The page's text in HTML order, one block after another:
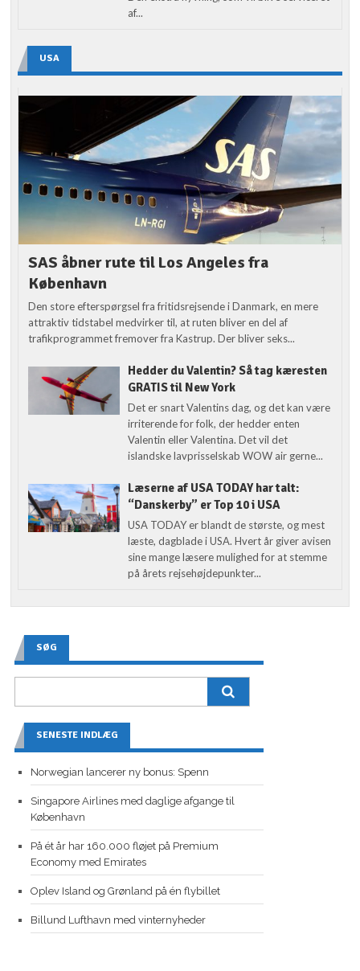
af...
USA
SAS åbner rute til Los Angeles fra
København
Den store efterspørgsel fra fritidsrejsende i Danmark, en mere
attraktiv tidstabel medvirker til, at ruten bliver en del af
trafikprogrammet fremover fra Kastrup. Der bliver seks...
Hedder du Valentin? Så tag kæresten
GRATIS til New York
Det er snart Valentins dag, og det kan være
irriterende for folk, der hedder enten
Valentin eller Valentina. Det vil det
islandske lavprisselskab WOW air gerne...
Læserne af USA TODAY har talt:
“Danskerby” er Top 10 i USA
USA TODAY er blandt de største, og mest
læste, dagblade i USA. Hvert år giver avisen
sine mange læsere mulighed for at stemme
på årets rejsehøjdepunkter...
SØG
SENESTE INDLÆG
Norwegian lancerer ny bonus: Spenn
Singapore Airlines med daglige afgange til
København
På ét år har 160.000 fløjet på Premium
Economy med Emirates
Oplev Island og Grønland på én flybillet
Billund Lufthavn med vinternyheder